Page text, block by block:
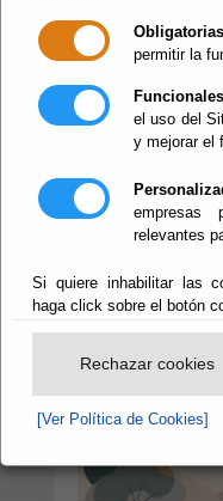
Obligatorias
permitir la
Funcionales
el uso del
y mejorar el
empresas
relevantes
Si quiere inhabilitar las
haga click sobre el botón
Rechazar cookies
[Ver Política de Cookies]
PRIMA
Escuchar